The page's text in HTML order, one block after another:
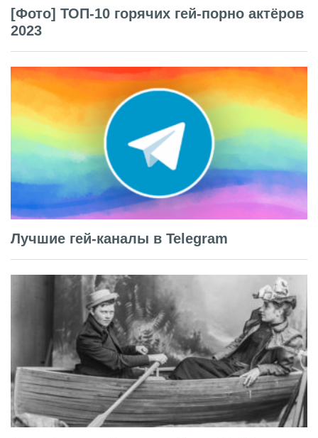
[Фото] ТОП-10 горячих гей-порно актёров
2023
Лучшие гей-каналы в Telegram